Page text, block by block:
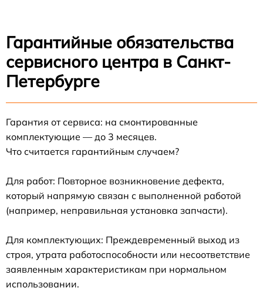
Гарантийные обязательства
сервисного центра в Санкт-
Петербурге
Гарантия от сервиса: на смонтированные
комплектующие — до 3 месяцев.
Что считается гарантийным случаем?
Для работ: Повторное возникновение дефекта,
который напрямую связан с выполненной работой
(например, неправильная установка запчасти).
Для комплектующих: Преждевременный выход из
строя, утрата работоспособности или несоответствие
заявленным характеристикам при нормальном
использовании.